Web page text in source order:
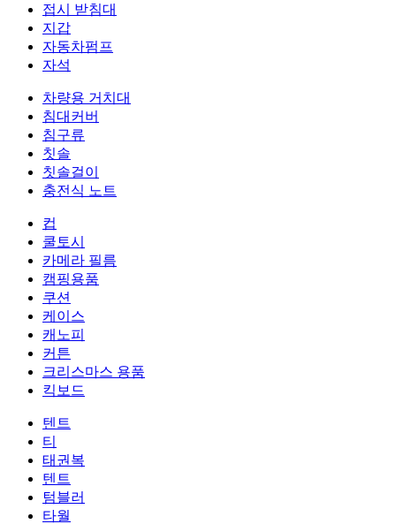
접시 받침대
지갑
자동차펌프
자석
차량용 거치대
침대커버
침구류
칫솔
칫솔걸이
충전식 노트
컵
쿨토시
카메라 필름
캠핑용품
쿠션
케이스
캐노피
커튼
크리스마스 용품
킥보드
텐트
티
태권복
텐트
텀블러
타월